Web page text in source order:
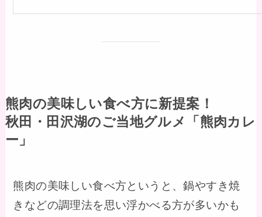
熊肉の美味しい食べ方に新提案！
秋田・田沢湖のご当地グルメ「熊肉カレ
ー」
熊肉の美味しい食べ方というと、鍋やすき焼
きなどの調理法を思い浮かべる方が多いかも